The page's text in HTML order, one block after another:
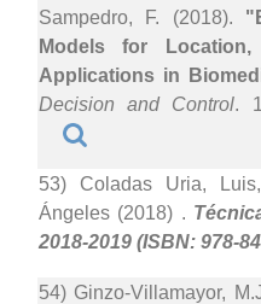
Sampedro, F. (2018).
Models for
Applications in
Decision and Control.
53) Coladas Uria,
Ángeles (2018) .
2018-2019 (ISBN: 978-
54) Ginzo-Villamayor,